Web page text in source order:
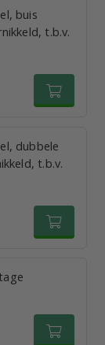
buis
t.b.v.
dubbele
t.b.v.